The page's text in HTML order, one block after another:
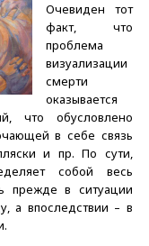
Очевиден тот
факт, что
проблема
визуализации
смерти
оказывается
что обусловлено
в себе связь
и пр. По сути,
собой весь
прежде в ситуации
а впоследствии – в